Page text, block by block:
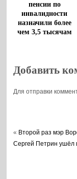
пенсии по
инвалидности
назначили более
чем 3,5 тысячам
Добавить
Для отправки
« Второй раз мэр
Сергей Петрин ушёл